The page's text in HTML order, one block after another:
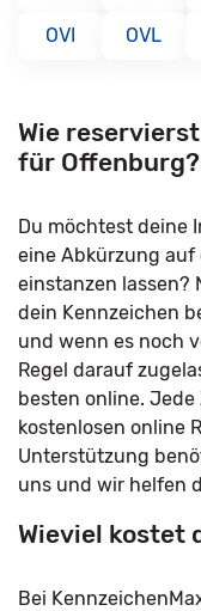
OVI OVL
Wie
für Offenburg?
Du möchtest deine
eine Abkürzung auf
einstanzen lassen?
dein Kennzeichen
und wenn es noch
Regel darauf
besten online.
kostenlosen online
Unterstützung
uns und wir helfen
Wieviel kostet
Bei